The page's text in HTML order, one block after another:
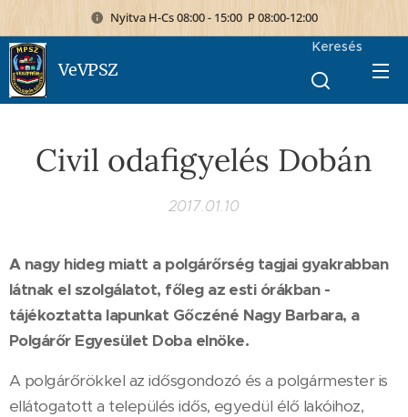
Nyitva H-Cs 08:00 - 15:00 P 08:00-12:00
VeVPSZ
Keresés
Civil odafigyelés Dobán
2017.01.10
A nagy hideg miatt a polgárőrség tagjai gyakrabban
látnak el szolgálatot, főleg az esti órákban -
tájékoztatta lapunkat Gőczéné Nagy Barbara, a
Polgárőr Egyesület Doba elnöke.
A polgárőrökkel az idősgondozó és a polgármester is
ellátogatott a település idős, egyedül élő lakóihoz,